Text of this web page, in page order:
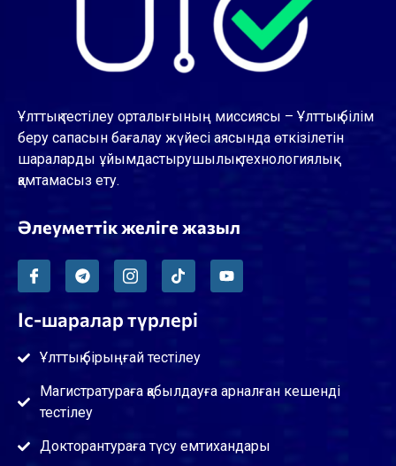
Ұлттық тестілеу орталығының миссиясы – Ұлттық білім
беру сапасын бағалау жүйесі аясында өткізілетін
шараларды ұйымдастырушылық-технологиялық
қамтамасыз ету.
Әлеуметтік желіге жазыл
Іс-шаралар түрлері
Ұлттық бірыңғай тестілеу
Магистратураға қабылдауға арналған кешенді
тестілеу
Докторантураға түсу емтихандары